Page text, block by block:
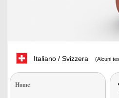
Italiano / Svizzera (Alcuni
Home